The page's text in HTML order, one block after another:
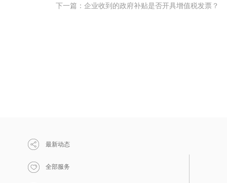
下一篇：企业收到的政府补贴是否开具增值税发票？
最新动态
全部服务